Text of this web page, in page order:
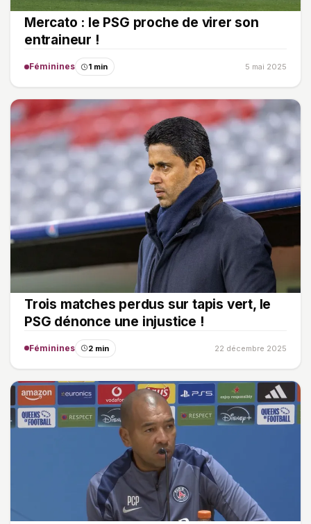
Mercato : le PSG proche de virer son
entraineur !
Féminines 1 min 5 mai 2025
Trois matches perdus sur tapis vert, le
PSG dénonce une injustice !
Féminines 2 min 22 décembre 2025